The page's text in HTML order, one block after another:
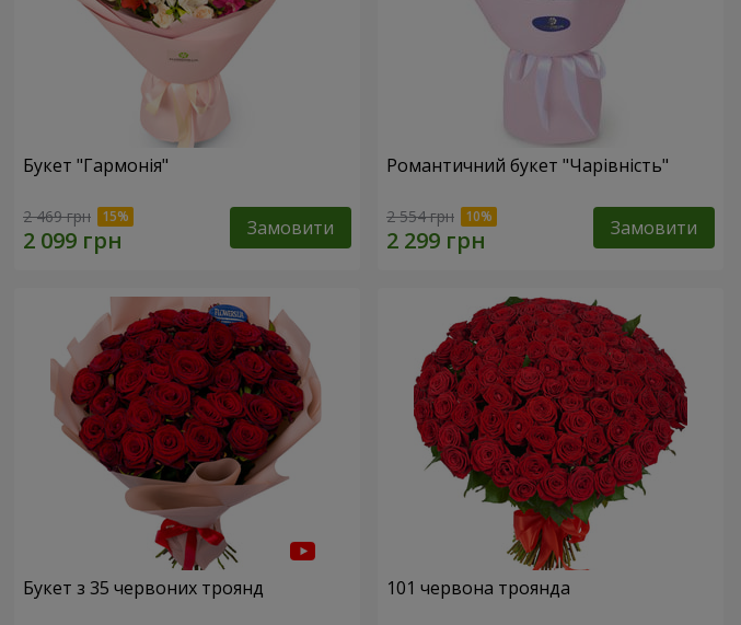
Букет "Гармонія"
2 469 грн Замовити
Романтичний букет "Чарівність"
2 554 грн Замовити
Букет з 35 червоних троянд 101 червона троянда